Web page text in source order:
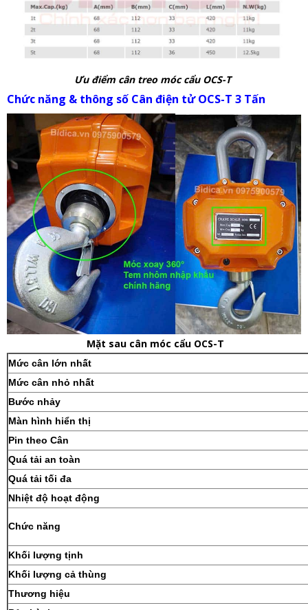
Ưu điểm cân treo móc cẩu OCS-T
Chức năng & thông số Cân điện tử OCS-T 3 Tấn
Mặt sau cân móc cẩu OCS-T
Mức cân lớn nhất
Mức cân nhỏ nhất
Bước nhảy
Màn hình hiển thị
Pin theo Cân
Quá tải an toàn
Quá tải tối đa
Nhiệt độ hoạt động
Chức năng
Khối lượng tịnh
Khối lượng cả thùng
Thương hiệu